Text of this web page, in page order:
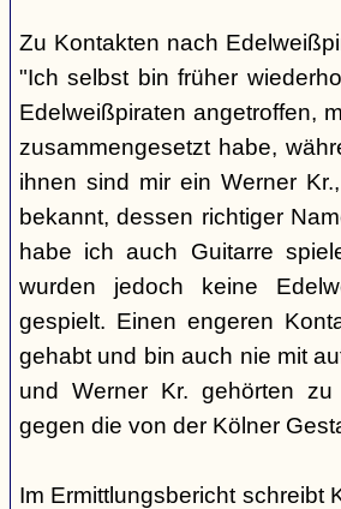
Zu Kontakten nach
"Ich selbst bin früher
Edelweißpiraten angetroffen,
zusammengesetzt habe,
ihnen sind mir ein Werner
bekannt, dessen richtiger
habe ich auch Guitarre
wurden jedoch keine
gespielt. Einen engeren
gehabt und bin auch nie mit
und Werner Kr. gehörten
gegen die von der Kölner
Im Ermittlungsbericht schreibt